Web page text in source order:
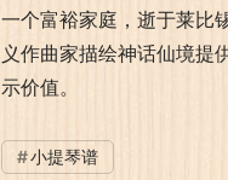
一个富裕家庭，逝于莱比
义作曲家描绘神话仙境提
示价值。
小提琴谱